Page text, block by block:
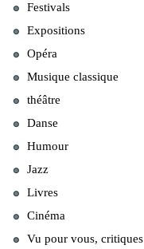
Festivals
Expositions
Opéra
Musique classique
théâtre
Danse
Humour
Jazz
Livres
Cinéma
Vu pour vous, critiques